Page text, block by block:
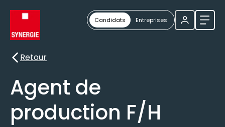
Candidats Entreprises
Retour
Retour
Agent de
production F/H